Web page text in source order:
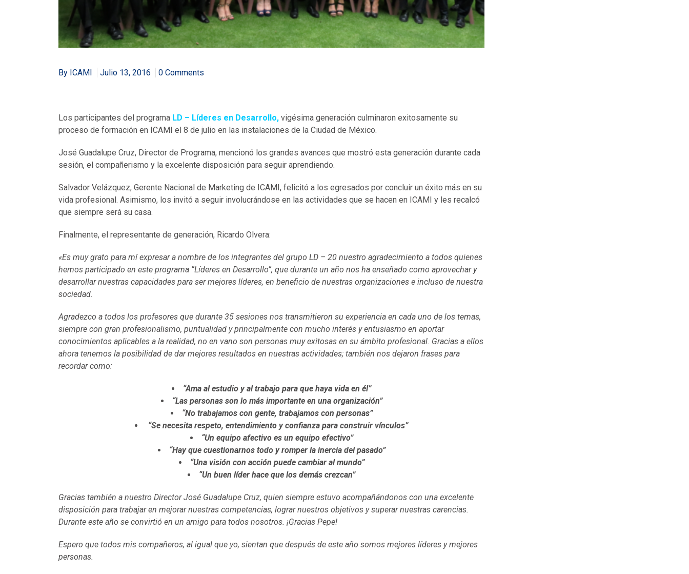
By ICAMI Julio 13, 2016 0 Comments
Los participantes del programa LD – Líderes en Desarrollo, vigésima generación culminaron exitosamente su
proceso de formación en ICAMI el 8 de julio en las instalaciones de la Ciudad de México.
José Guadalupe Cruz, Director de Programa, mencionó los grandes avances que mostró esta generación durante cada
sesión, el compañerismo y la excelente disposición para seguir aprendiendo.
Salvador Velázquez, Gerente Nacional de Marketing de ICAMI, felicitó a los egresados por concluir un éxito más en su
vida profesional. Asimismo, los invitó a seguir involucrándose en las actividades que se hacen en ICAMI y les recalcó
que siempre será su casa.
Finalmente, el representante de generación, Ricardo Olvera:
«Es muy grato para mí expresar a nombre de los integrantes del grupo LD – 20 nuestro agradecimiento a todos quienes
hemos participado en este programa “Líderes en Desarrollo”, que durante un año nos ha enseñado como aprovechar y
desarrollar nuestras capacidades para ser mejores líderes, en beneficio de nuestras organizaciones e incluso de nuestra
sociedad.
Agradezco a todos los profesores que durante 35 sesiones nos transmitieron su experiencia en cada uno de los temas,
siempre con gran profesionalismo, puntualidad y principalmente con mucho interés y entusiasmo en aportar
conocimientos aplicables a la realidad, no en vano son personas muy exitosas en su ámbito profesional. Gracias a ellos
ahora tenemos la posibilidad de dar mejores resultados en nuestras actividades; también nos dejaron frases para
recordar como:
“Ama al estudio y al trabajo para que haya vida en él”
“Las personas son lo más importante en una organización”
“No trabajamos con gente, trabajamos con personas”
“Se necesita respeto, entendimiento y confianza para construir vínculos”
“Un equipo afectivo es un equipo efectivo”
“Hay que cuestionarnos todo y romper la inercia del pasado”
“Una visión con acción puede cambiar al mundo”
“Un buen líder hace que los demás crezcan”
Gracias también a nuestro Director José Guadalupe Cruz, quien siempre estuvo acompañándonos con una excelente
disposición para trabajar en mejorar nuestras competencias, lograr nuestros objetivos y superar nuestras carencias.
Durante este año se convirtió en un amigo para todos nosotros. ¡Gracias Pepe!
Espero que todos mis compañeros, al igual que yo, sientan que después de este año somos mejores líderes y mejores
personas.